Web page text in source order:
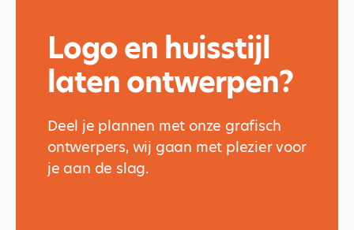
Logo en huisstijl
laten ontwerpen?
Deel je plannen met onze grafisch
ontwerpers, wij gaan met plezier voor
je aan de slag.